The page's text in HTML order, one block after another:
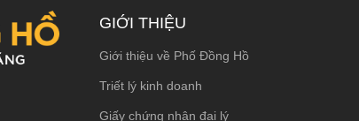
GIỚI THIỆU
Giới thiệu về Phố Đồng Hồ
Triết lý kinh doanh
Giấy chứng nhận đại lý